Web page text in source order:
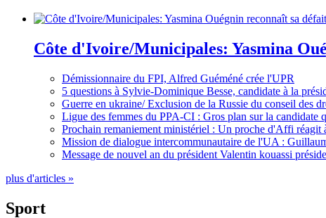
Côte d'Ivoire/Municipales: Yasmina
Démissionnaire du FPI, Alfred Guéméné crée l'UPR
5 questions à Sylvie-Dominique Besse, candidate à la
Guerre en ukraine/ Exclusion de la Russie du conseil des
Ligue des femmes du PPA-CI : Gros plan sur la candidate
Prochain remaniement ministériel : Un proche d'Affi réagit
Mission de dialogue intercommunautaire de l'UA :
Message de nouvel an du président Valentin kouassi
plus d'articles »
Sport